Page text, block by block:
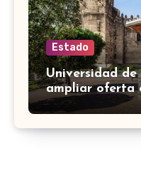
Estado
Universidad
ampliar oferta
para cubrir